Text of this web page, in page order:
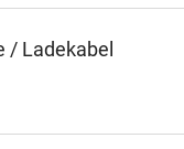
/ Ladekabel